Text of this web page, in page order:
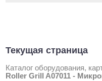
Текущая страница
Каталог оборудования,
Roller Grill A07011 -